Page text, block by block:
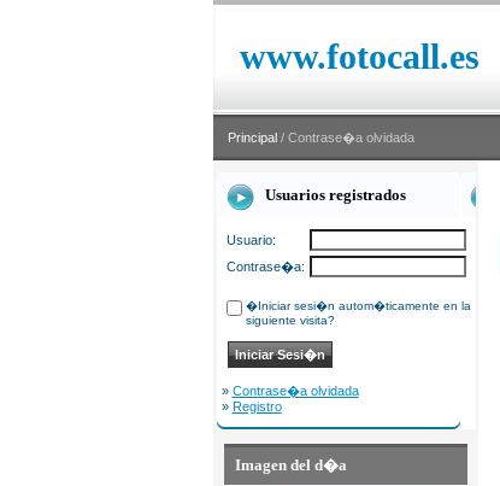
www.fotocall.es
Principal / Contrase�a olvidada
Usuarios registrados
Usuario:
Contrase�a:
�Iniciar sesi�n autom�ticamente en la
siguiente visita?
» Contrase�a olvidada
» Registro
Imagen del d�a